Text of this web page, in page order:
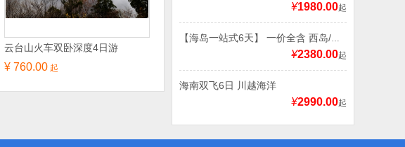
¥1980.00起
【海岛一站式6天】 一价全含 西岛/天涯海角/亚龙湾热带天堂/椰田古寨/大东海激情沙滩派对/夜游三亚湾
¥2380.00起
海南双飞6日 川越海洋
¥2990.00起
云台山火车双卧深度4日游
¥ 760.00 起